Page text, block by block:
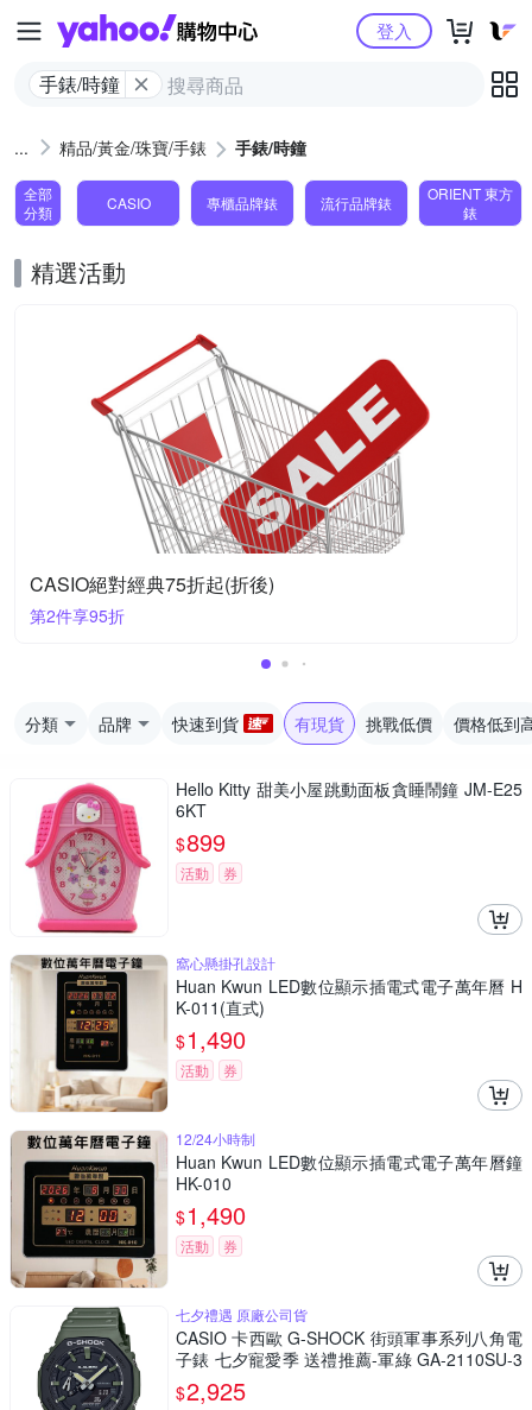
Yahoo購物中心
手錶/時鐘
登入
精品/黃金/珠寶/手錶 手錶/時鐘
全部
分類
CASIO 專櫃品牌錶 流行品牌錶
ORIENT 東方
錶
精選活動
CASIO絕對經典75折起(折後)
第2件享95折
分類 品牌 快速到貨 有現貨 挑戰低價 價格低到
Hello Kitty 甜美小屋跳動面板貪睡鬧鐘 JM-E25
6KT
$899
活動 券
窩心懸掛孔設計
Huan Kwun LED數位顯示插電式電子萬年曆 H
K-011(直式)
$1,490
活動 券
12/24小時制
Huan Kwun LED數位顯示插電式電子萬年曆鐘
HK-010
$1,490
活動 券
七夕禮遇 原廠公司貨
CASIO 卡西歐 G-SHOCK 街頭軍事系列八角電
子錶 七夕寵愛季 送禮推薦-軍綠 GA-2110SU-3
A
$2,925